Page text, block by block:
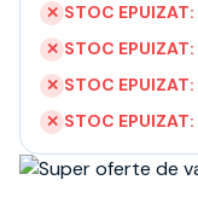
✕ STOC EPUIZAT:
✕ STOC EPUIZAT:
✕ STOC EPUIZAT:
✕ STOC EPUIZAT: